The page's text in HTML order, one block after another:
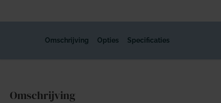
Omschrijving Opties Specificaties
Omschrijving